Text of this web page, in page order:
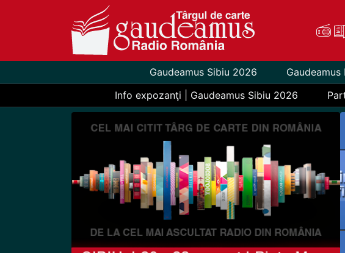
Gaudeamus Sibiu 2026
Info expozanţi | Gaudeamus Sibiu 2026